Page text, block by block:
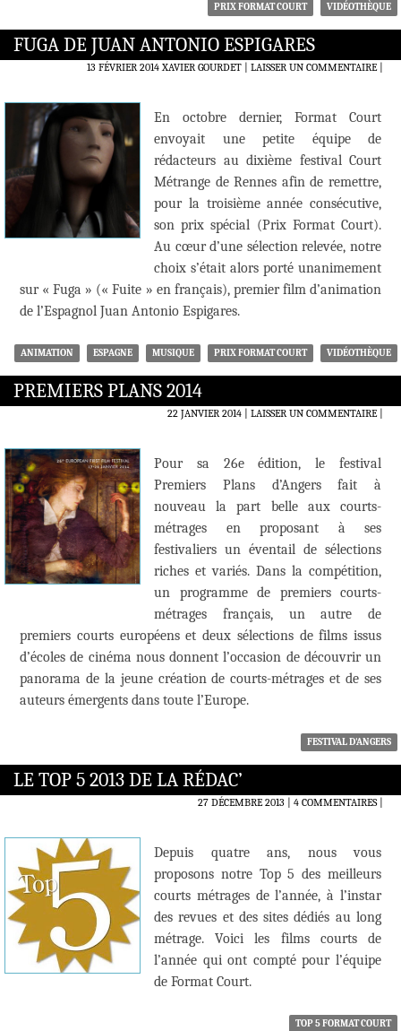
PRIX FORMAT COURT VIDÉOTHÈQUE
FUGA DE JUAN ANTONIO ESPIGARES
13 FÉVRIER 2014 XAVIER GOURDET LAISSER UN COMMENTAIRE|
En octobre dernier, Format Court
envoyait une petite équipe de
rédacteurs au dixième festival Court
Métrange de Rennes afin de remettre,
pour la troisième année consécutive,
son prix spécial (Prix Format Court).
Au cœur d’une sélection relevée, notre
choix s’était alors porté unanimement
sur « Fuga » (« Fuite » en français), premier film d’animation
de l’Espagnol Juan Antonio Espigares.
ANIMATION ESPAGNE MUSIQUE PRIX FORMAT COURT VIDÉOTHÈQUE
PREMIERS PLANS 2014
22 JANVIER 2014 LAISSER UN COMMENTAIRE|
Pour sa 26e édition, le festival
Premiers Plans d’Angers fait à
nouveau la part belle aux courts-
métrages en proposant à ses
festivaliers un éventail de sélections
riches et variés. Dans la compétition,
un programme de premiers courts-
métrages français, un autre de
premiers courts européens et deux sélections de films issus
d’écoles de cinéma nous donnent l’occasion de découvrir un
panorama de la jeune création de courts-métrages et de ses
auteurs émergents dans toute l’Europe.
FESTIVAL D'ANGERS
LE TOP 5 2013 DE LA RÉDAC’
27 DÉCEMBRE 2013 4 COMMENTAIRES|
Depuis quatre ans, nous vous
proposons notre Top 5 des meilleurs
courts métrages de l’année, à l’instar
des revues et des sites dédiés au long
métrage. Voici les films courts de
l’année qui ont compté pour l’équipe
de Format Court.
TOP 5 FORMAT COURT